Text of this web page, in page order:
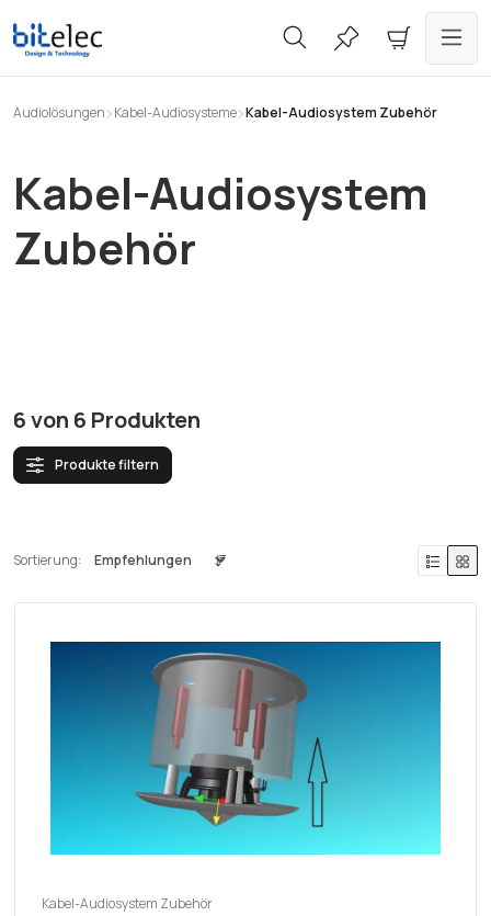
springen
Audiolösungen Kabel-Audiosysteme Kabel-Audiosystem Zubehör
Kabel-Audiosystem
Zubehör
6von 6 Produkten
Produkte filtern
Sortierung:
Kabel-Audiosystem Zubehör